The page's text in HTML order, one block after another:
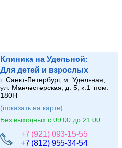
Клиника на Удельной:
Длядетей и взрослых
г. Санкт-Петербург, м. Удельная,
ул. Манчестерская, д. 5, к.1, пом.
180Н
(показать на карте)
Без выходных с 09:00 до 21:00
+7 (921) 093-15-55
+7 (812) 955-34-54